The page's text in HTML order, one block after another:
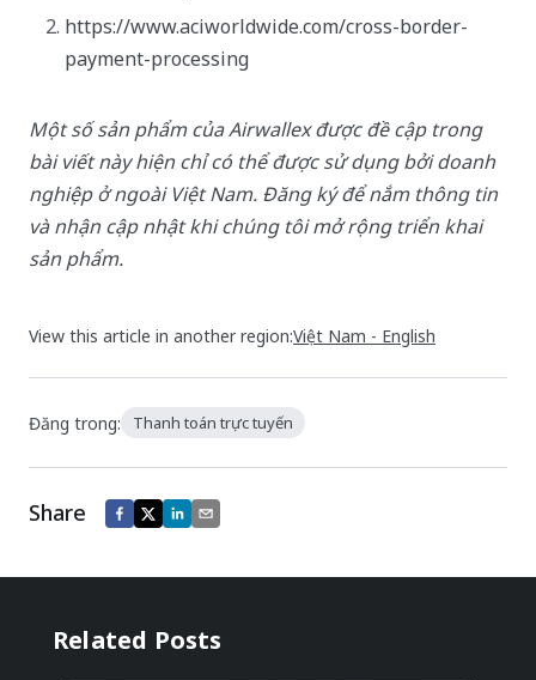
https://www.aciworldwide.com/cross-border-
payment-processing
Một số sản phẩm của Airwallex được đề cập trong
bài viết này hiện chỉ có thể được sử dụng bởi doanh
nghiệp ở ngoài Việt Nam. Đăng ký để nắm thông tin
và nhận cập nhật khi chúng tôi mở rộng triển khai
sản phẩm.
View this article in another region:Việt Nam - English
Đăng trong: Thanh toán trực tuyến
Share
Related Posts